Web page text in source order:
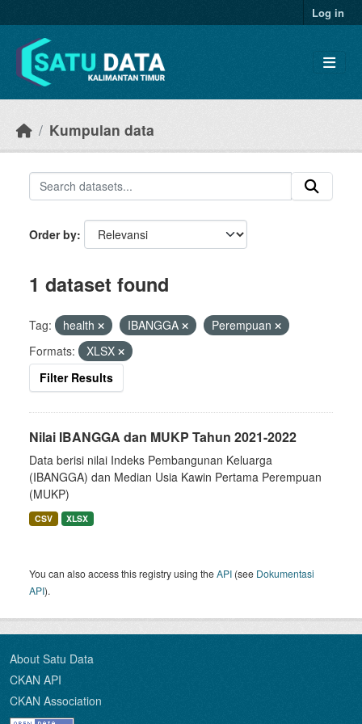
Log in
Kumpulan data
Order by
1 dataset found
Tag: health IBANGGA
Perempuan
Formats:
XLSX
Filter Results
Nilai IBANGGA dan MUKP Tahun 2021-2022
Data berisi nilai Indeks Pembangunan Keluarga
(IBANGGA) dan Median Usia Kawin Pertama Perempuan
(MUKP)
CSV XLSX
You can also access this registry using theAPI (see Dokumentasi
API).
About Satu Data
CKAN API
CKAN Association